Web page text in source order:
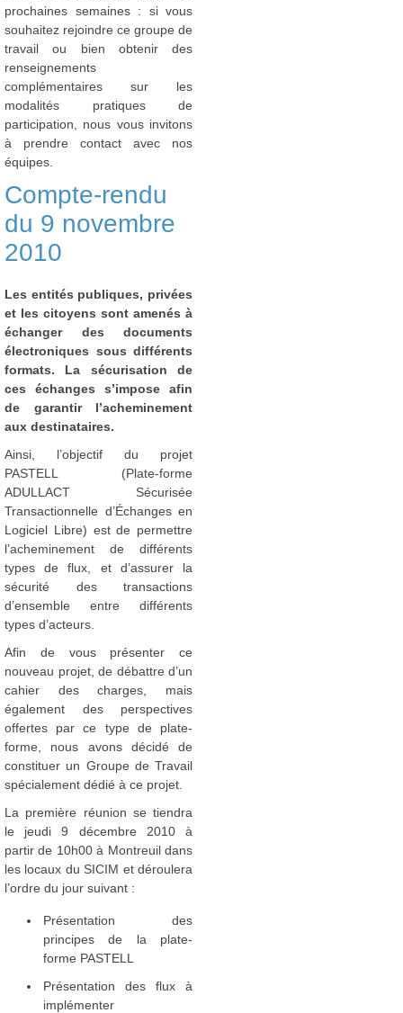
prochaines semaines : si vous
souhaitez rejoindre ce groupe de
travail ou bien obtenir des
renseignements
complémentaires sur les
modalités pratiques de
participation, nous vous invitons
à prendre contact avec nos
équipes.
Compte-rendu
du 9 novembre
2010
Les entités publiques, privées
et les citoyens sont amenés à
échanger des documents
électroniques sous différents
formats. La sécurisation de
ces échanges s’impose afin
de garantir l’acheminement
aux destinataires.
Ainsi, l’objectif du projet
PASTELL (Plate-forme
ADULLACT Sécurisée
Transactionnelle d’Échanges en
Logiciel Libre) est de permettre
l’acheminement de différents
types de flux, et d’assurer la
sécurité des transactions
d’ensemble entre différents
types d’acteurs.
Afin de vous présenter ce
nouveau projet, de débattre d’un
cahier des charges, mais
également des perspectives
offertes par ce type de plate-
forme, nous avons décidé de
constituer un Groupe de Travail
spécialement dédié à ce projet.
La première réunion se tiendra
le jeudi 9 décembre 2010 à
partir de 10h00 à Montreuil dans
les locaux du SICIM et déroulera
l’ordre du jour suivant :
Présentation des
principes de la plate-
forme PASTELL
Présentation des flux à
implémenter